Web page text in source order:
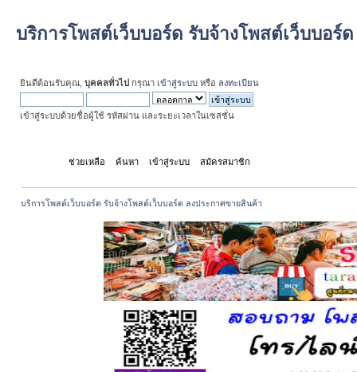
บริการโพสต์เว็บบอร์ด รับจ้างโพสต์เว็บบอร์
ยินดีต้อนรับคุณ, บุคคลทั่วไป กรุณา เข้าสู่ระบบ หรือ ลงทะเบียน
เข้าสู่ระบบด้วยชื่อผู้ใช้ รหัสผ่าน และระยะเวลาในเซสชั่น
ช่วยเหลือ ค้นหา เข้าสู่ระบบ สมัครสมาชิก
บริการโพสต์เว็บบอร์ด รับจ้างโพสต์เว็บบอร์ด ลงประกาศขายสินค้า